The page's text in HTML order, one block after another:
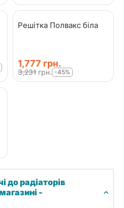
до радіаторів
-
Решітка Полвакс біла
1,777 грн.
3,231 грн. -45%